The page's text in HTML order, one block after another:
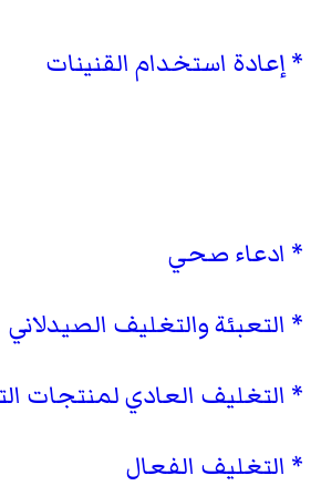
إعادة استخدام القنينات
ادعاء صحي
التعبئة والتغليف الصيدلاني
التغليف العادي لمنتجات
التغليف الفعال